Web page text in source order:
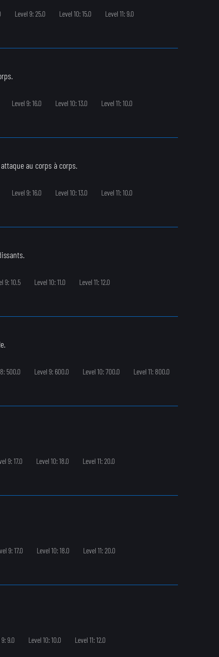
Level 9: 25.0 Level 10: 15.0
Level 11: 9.0
Level 9: 16.0 Level 10: 13.0
Level 11: 10.0
au corps à corps.
Level 9: 16.0 Level 10: 13.0
Level 11: 10.0
9: 10.5 Level 10: 11.0
Level 11: 12.0
500.0 Level 9: 600.0 Level 10: 700.0
Level 11: 800.0
9: 17.0 Level 10: 18.0
Level 11: 20.0
9: 17.0 Level 10: 18.0
Level 11: 20.0
9.0 Level 10: 10.0
Level 11: 12.0